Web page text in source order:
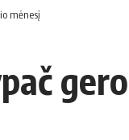
mėnesį